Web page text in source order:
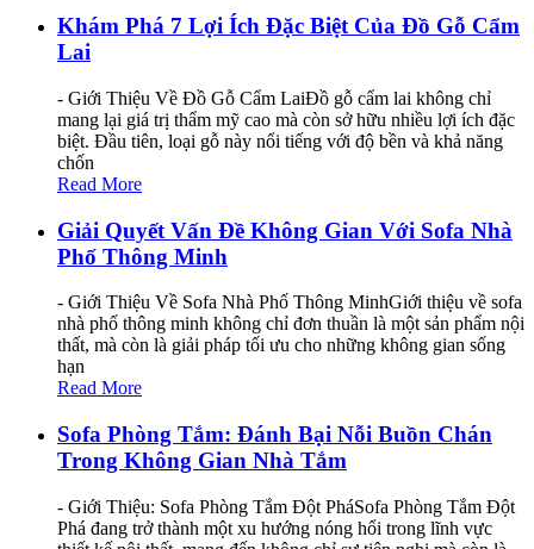
Khám Phá 7 Lợi Ích Đặc Biệt Của Đồ Gỗ Cẩm
Lai
- Giới Thiệu Về Đồ Gỗ Cẩm LaiĐồ gỗ cẩm lai không chỉ
mang lại giá trị thẩm mỹ cao mà còn sở hữu nhiều lợi ích đặc
biệt. Đầu tiên, loại gỗ này nổi tiếng với độ bền và khả năng
chốn
Read More
Giải Quyết Vấn Đề Không Gian Với Sofa Nhà
Phố Thông Minh
- Giới Thiệu Về Sofa Nhà Phố Thông MinhGiới thiệu về sofa
nhà phố thông minh không chỉ đơn thuần là một sản phẩm nội
thất, mà còn là giải pháp tối ưu cho những không gian sống
hạn
Read More
Sofa Phòng Tắm: Đánh Bại Nỗi Buồn Chán
Trong Không Gian Nhà Tắm
- Giới Thiệu: Sofa Phòng Tắm Đột PháSofa Phòng Tắm Đột
Phá đang trở thành một xu hướng nóng hổi trong lĩnh vực